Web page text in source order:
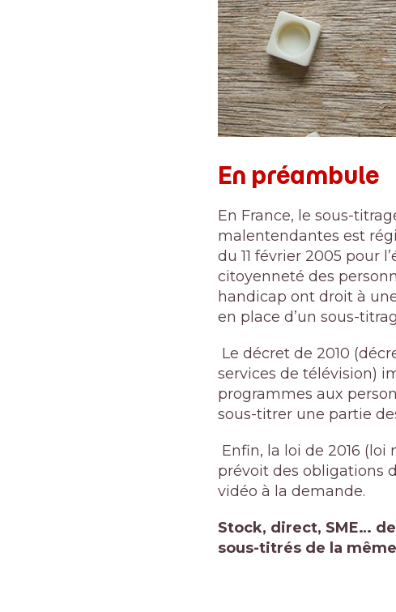
En préambule
En France, le sous-
malentendantes est
du 11 février 2005 pour
citoyenneté des
handicap ont droit à
en place d’un sous-
Le décret de 2010 (
services de télévision)
programmes aux
sous-titrer une partie
Enfin, la loi de 2016 ( loi
prévoit des obligations
vidéo à la demande.
Stock, direct, SME…
sous-titrés de la